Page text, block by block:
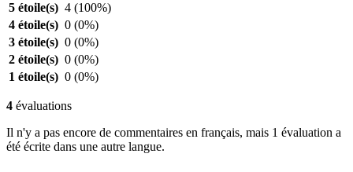
5 étoile(s) 4 (100%)
4 étoile(s) 0 (0%)
3 étoile(s) 0 (0%)
2 étoile(s) 0 (0%)
1 étoile(s) 0 (0%)
4 évaluations
Il n'y a pas encore de commentaires en français, mais 1 évaluation a
été écrite dans une autre langue.